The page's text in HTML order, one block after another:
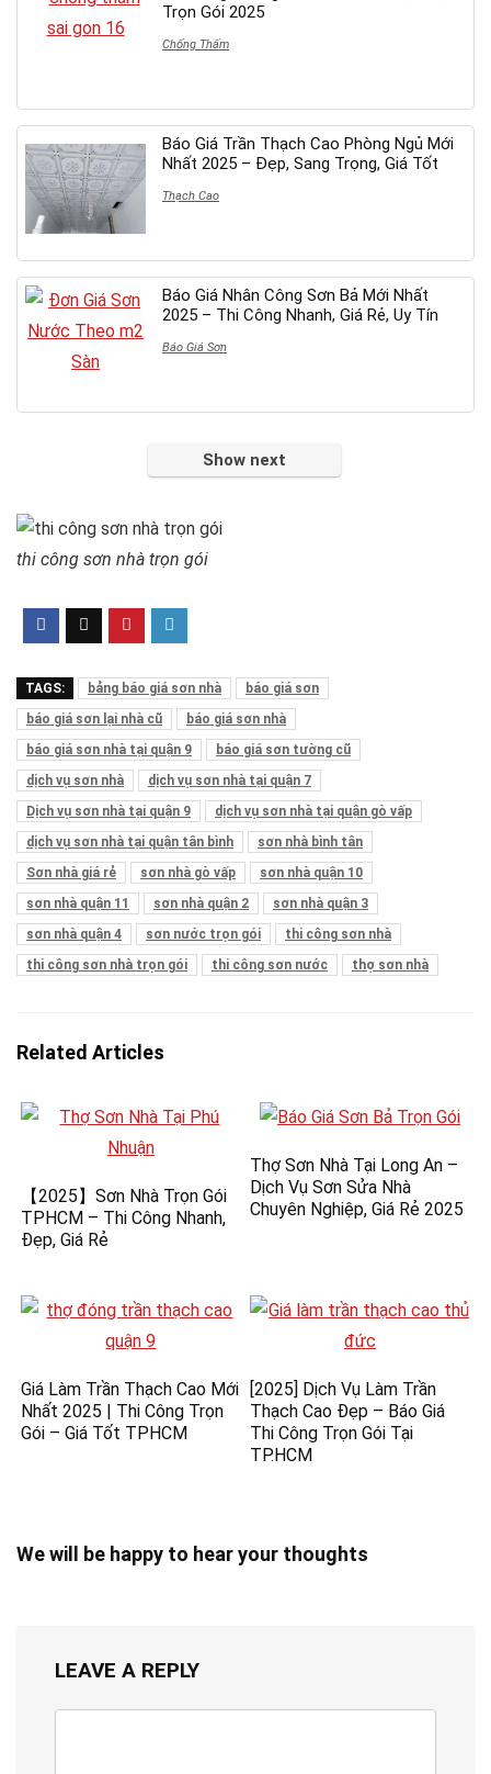
Trọn Gói 2025
Chống Thấm
Báo Giá Trần Thạch Cao Phòng Ngủ Mới
Nhất 2025 – Đẹp, Sang Trọng, Giá Tốt
Thạch Cao
Báo Giá Nhân Công Sơn Bả Mới Nhất
2025 – Thi Công Nhanh, Giá Rẻ, Uy Tín
Báo Giá Sơn
Show next
thi công sơn nhà trọn gói
TAGS: bảng báo giá sơn nhà
báo giá sơn
báo giá sơn lại nhà cũ
báo giá sơn nhà
báo giá sơn nhà tại quận 9
báo giá sơn tường cũ
dịch vụ sơn nhà
dịch vụ sơn nhà tại quận 7
Dịch vụ sơn nhà tại quận 9
dịch vụ sơn nhà tại quận gò vấp
dịch vụ sơn nhà tại quận tân bình
sơn nhà bình tân
Sơn nhà giá rẻ
sơn nhà gò vấp
sơn nhà quận 10
sơn nhà quận 11
sơn nhà quận 2
sơn nhà quận 3
sơn nhà quận 4
sơn nước trọn gói
thi công sơn nhà
thi công sơn nhà trọn gói
thi công sơn nước thợ sơn nhà
Related Articles
【2025】Sơn Nhà Trọn Gói
TPHCM – Thi Công Nhanh,
Đẹp, Giá Rẻ
Thợ Sơn Nhà Tại Long An –
Dịch Vụ Sơn Sửa Nhà
Chuyên Nghiệp, Giá Rẻ 2025
Giá Làm Trần Thạch Cao Mới
Nhất 2025 | Thi Công Trọn
Gói – Giá Tốt TPHCM
[2025] Dịch Vụ Làm Trần
Thạch Cao Đẹp – Báo Giá
Thi Công Trọn Gói Tại
TP.HCM
We will be happy to hear your thoughts
LEAVE A REPLY